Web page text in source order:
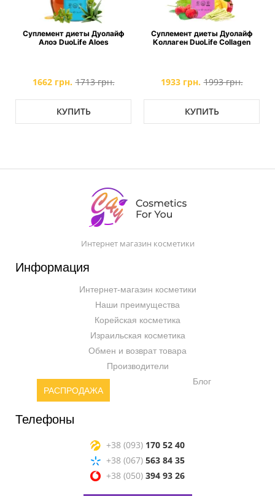
Суплемент диеты Дуолайф
Алоэ DuoLife Aloes
1662 грн. 1713 грн.
КУПИТЬ
Суплемент диеты Дуолайф
Коллаген DuoLife Collagen
1933 грн. 1993 грн.
КУПИТЬ
Интернет магазин косметики
Информация
Интернет-магазин косметики
Наши преимущества
Корейская косметика
Израильская косметика
Обмен и возврат товара
Производители
РАСПРОДАЖА
Блог
Телефоны
+38 (093) 170 52 40
+38 (067) 563 84 35
+38 (050) 394 93 26